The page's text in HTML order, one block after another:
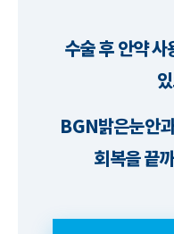
수술 후 안약
BGN밝은눈안
회복을 끝